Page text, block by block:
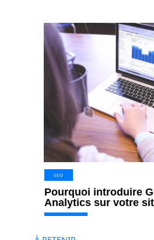
SEO
Pourquoi introduire
Analytics sur votre